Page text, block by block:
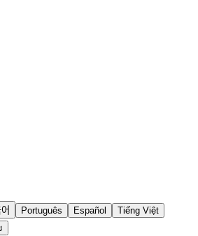
Português Español
Tiếng Việt